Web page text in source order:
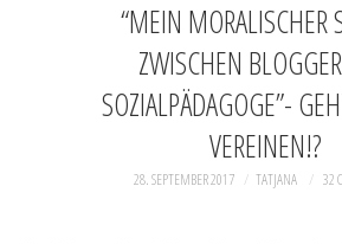
“MEIN MORALISCHER
ZWISCHEN
SOZIALPÄDAGOGE”-
VEREINEN!?
28. SEPTEMBER 2017 TATJANA 32